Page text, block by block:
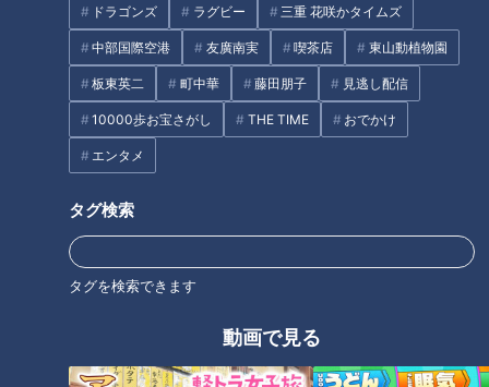
ドラゴンズ ラグビー 三重 花咲かタイムズ
中部国際空港 友廣南実 喫茶店 東山動植物園
板東英二 町中華 藤田朋子 見逃し配信
10000歩お宝さがし THE TIME おでかけ
エンタメ
タグ検索
タグを検索できます
動画で見る
東京都千代田区から静岡県沼津市まで約125kmを結ぶ「国道
246号」、通称「246（ニーヨンロク）」。江戸時代以前から
存在する古道「矢倉沢往還（やぐらざわおうかん）」が、国道
246号のベースになっていると荻窪さんは言います。